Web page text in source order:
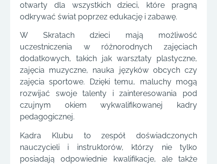
otwarty dla wszystkich dzieci, które pragną
odkrywać świat poprzez edukację i zabawę.
W Skratach dzieci mają możliwość
uczestniczenia w różnorodnych zajęciach
dodatkowych, takich jak warsztaty plastyczne,
zajęcia muzyczne, nauka języków obcych czy
zajęcia sportowe. Dzięki temu, maluchy mogą
rozwijać swoje talenty i zainteresowania pod
czujnym okiem wykwalifikowanej kadry
pedagogicznej.
Kadra Klubu to zespół doświadczonych
nauczycieli i instruktorów, którzy nie tylko
posiadają odpowiednie kwalifikacje, ale także